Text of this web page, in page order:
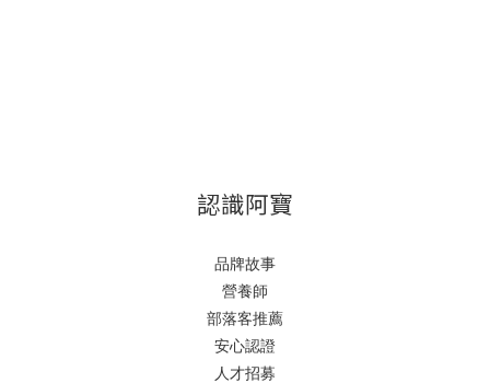
認識阿寶
品牌故事
營養師
部落客推薦
安心認證
人才招募